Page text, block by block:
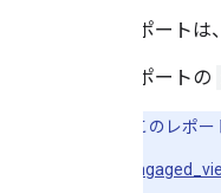
このレポート
このレポートの
このレポ